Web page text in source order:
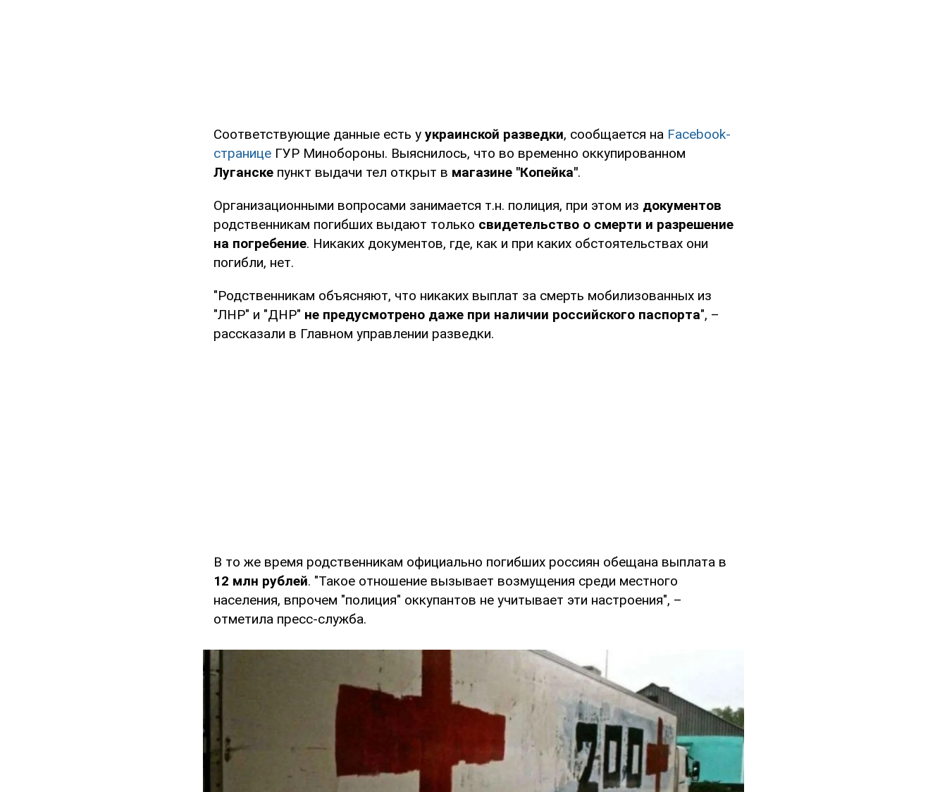
Соответствующие данные есть у украинской разведки, сообщается на Facebook-
странице ГУР Минобороны. Выяснилось, что во временно оккупированном
Луганске пункт выдачи тел открыт в магазине "Копейка".
Организационными вопросами занимается т.н. полиция, при этом из документов
родственникам погибших выдают только свидетельство о смерти и разрешение
на погребение. Никаких документов, где, как и при каких обстоятельствах они
погибли, нет.
"Родственникам объясняют, что никаких выплат за смерть мобилизованных из
"ЛНР" и "ДНР" не предусмотрено даже при наличии российского паспорта", –
рассказали в Главном управлении разведки.
В то же время родственникам официально погибших россиян обещана выплата в
12 млн рублей. "Такое отношение вызывает возмущения среди местного
населения, впрочем "полиция" оккупантов не учитывает эти настроения", –
отметила пресс-служба.